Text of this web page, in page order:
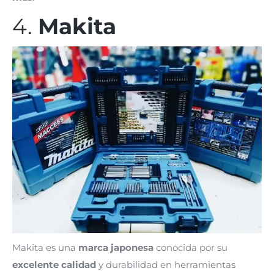
4. Makita
Makita es una marca japonesa conocida por su
excelente calidad y durabilidad en herramientas